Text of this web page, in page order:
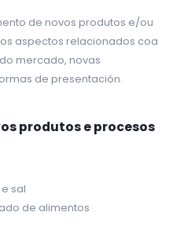
de novos produtos e/ou
aspectos relacionados coa
mercado, novas
de presentación.
produtos e procesos
sal
de alimentos